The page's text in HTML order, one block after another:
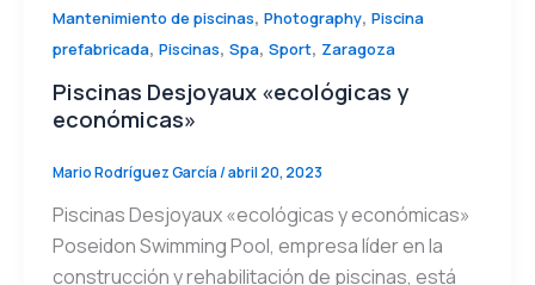
Mantenimiento de piscinas, Photography, Piscina
prefabricada, Piscinas, Spa, Sport, Zaragoza
Piscinas Desjoyaux «ecológicas y
económicas»
Mario Rodríguez García/abril 20, 2023
Piscinas Desjoyaux «ecológicas y económicas»
Poseidon Swimming Pool, empresa líder en la
construcción y rehabilitación de piscinas, está